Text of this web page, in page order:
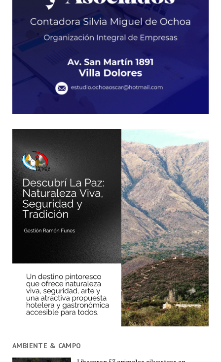
AMBIENTE & CAMPO